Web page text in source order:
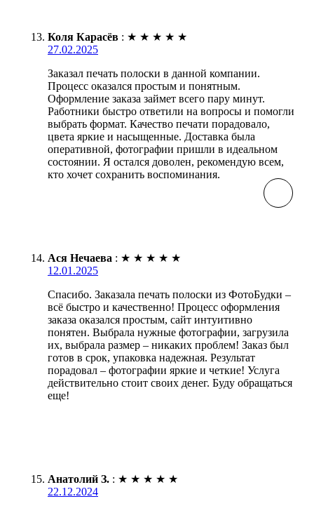
Коля Карасёв : ★ ★ ★ ★ ★
27.02.2025
Заказал печать полоски в данной компании.
Процесс оказался простым и понятным.
Оформление заказа займет всего пару минут.
Работники быстро ответили на вопросы и помогли
выбрать формат. Качество печати порадовало,
цвета яркие и насыщенные. Доставка была
оперативной, фотографии пришли в идеальном
состоянии. Я остался доволен, рекомендую всем,
кто хочет сохранить воспоминания.
Ася Нечаева : ★ ★ ★ ★ ★
12.01.2025
Спасибо. Заказала печать полоски из ФотоБудки –
всё быстро и качественно! Процесс оформления
заказа оказался простым, сайт интуитивно
понятен. Выбрала нужные фотографии, загрузила
их, выбрала размер – никаких проблем! Заказ был
готов в срок, упаковка надежная. Результат
порадовал – фотографии яркие и четкие! Услуга
действительно стоит своих денег. Буду обращаться
еще!
Анатолий З. : ★ ★ ★ ★ ★
22.12.2024